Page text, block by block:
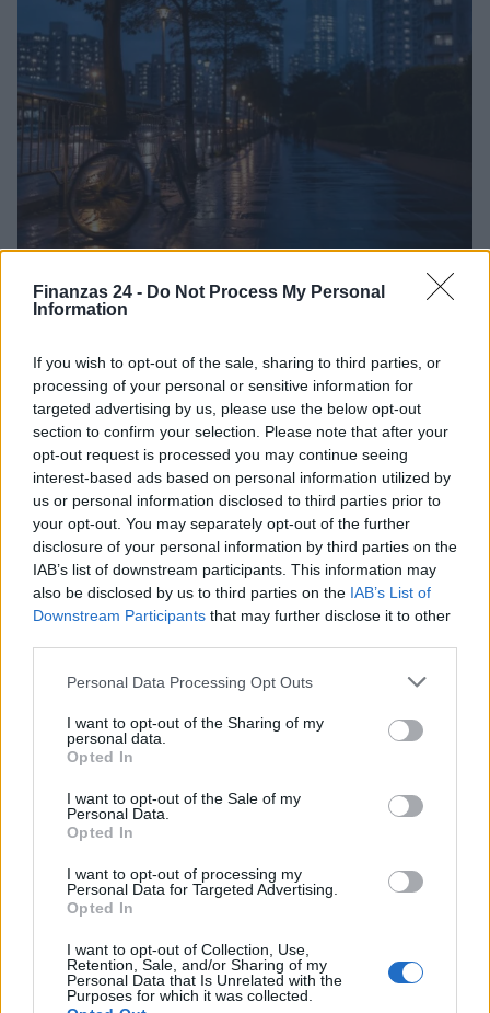
Finanzas 24 - Do Not Process My Personal
Information
If you wish to opt-out of the sale, sharing to third parties, or
processing of your personal or sensitive information for
targeted advertising by us, please use the below opt-out
section to confirm your selection. Please note that after your
opt-out request is processed you may continue seeing
interest-based ads based on personal information utilized by
us or personal information disclosed to third parties prior to
your opt-out. You may separately opt-out of the further
disclosure of your personal information by third parties on the
IAB’s list of downstream participants. This information may
also be disclosed by us to third parties on the IAB’s List of
Downstream Participants that may further disclose it to other
Please note that this website/app uses one or more Google
not limited to your visit or usage behaviour. You may click to
grant or deny consent to Google and its third-party tags to
use your data for below specified purposes in below Google
consent section.
Personal Data Processing Opt Outs
I want to opt-out of the Sharing of my
personal data.
Opted In
I want to opt-out of the Sale of my
Personal Data.
Opted In
I want to opt-out of processing my
Personal Data for Targeted Advertising.
Opted In
I want to opt-out of Collection, Use,
Retention, Sale, and/or Sharing of my
Personal Data that Is Unrelated with the
Purposes for which it was collected.
El empresario José Elías analiza el mercado inmobiliario y sus
consecuencias en la jubilación
La Reserva Federal aprueba la adquisición de Webster Bank
Marta Ruiz · 5 Ago 2026